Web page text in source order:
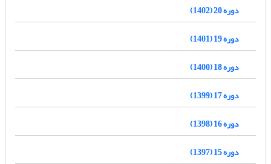
دوره 20 (1402)
دوره 19 (1401)
دوره 18 (1400)
دوره 17 (1399)
دوره 16 (1398)
دوره 15 (1397)